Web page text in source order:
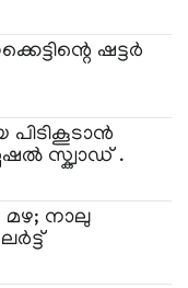
ഷട്ടർ
സ്ക്വാഡ് .
നാലു